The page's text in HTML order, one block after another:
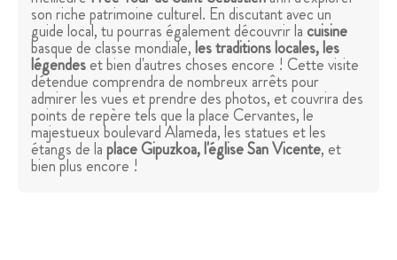
son riche patrimoine culturel. En discutant avec un
guide local, tu pourras également découvrir lacuisine
basque de classe mondiale,les traditions locales, les
légendeset bien d'autres choses encore ! Cette visite
détendue comprendra de nombreux arrêts pour
admirer les vues et prendre des photos, et couvrira des
points de repère tels que la place Cervantes, le
majestueux boulevard Alameda, les statues et les
étangs de laplace Gipuzkoa, l'église San Vicente, et
bien plus encore !